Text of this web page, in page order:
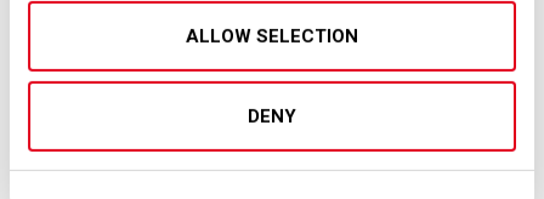
ALLOW SELECTION
DENY